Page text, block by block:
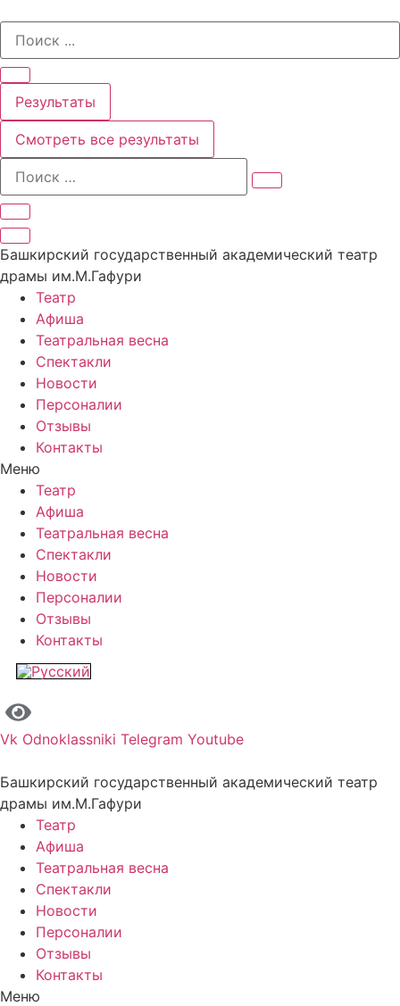
содержимому
Search
Результаты
Смотреть все результаты
Башкирский государственный академический театр
драмы им.М.Гафури
Театр
Афиша
Театральная весна
Спектакли
Новости
Персоналии
Отзывы
Контакты
Меню
Театр
Афиша
Театральная весна
Спектакли
Новости
Персоналии
Отзывы
Контакты
Vk Odnoklassniki Telegram Youtube
Башкирский государственный академический театр
драмы им.М.Гафури
Театр
Афиша
Театральная весна
Спектакли
Новости
Персоналии
Отзывы
Контакты
Меню